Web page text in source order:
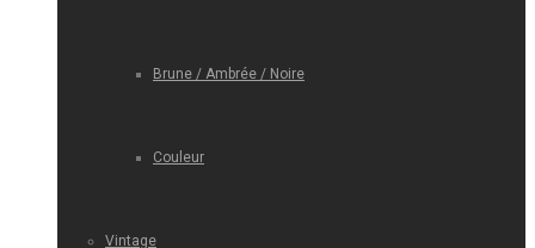
Brune / Ambrée / Noire
Couleur
Vintage